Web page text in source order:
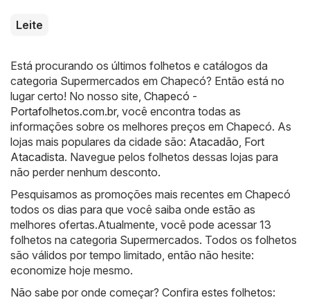
Leite
Está procurando os últimos folhetos e catálogos da
categoria Supermercados em Chapecó? Então está no
lugar certo! No nosso site, Chapecó -
Portafolhetos.com.br, você encontra todas as
informações sobre os melhores preços em Chapecó. As
lojas mais populares da cidade são: Atacadão Fort
Atacadista. Navegue pelos folhetos dessas lojas para
não perder nenhum desconto.
Pesquisamos as promoções mais recentes em Chapecó
todos os dias para que você saiba onde estão as
melhores ofertas.Atualmente, você pode acessar 13
folhetos na categoria Supermercados. Todos os folhetos
são válidos por tempo limitado, então não hesite:
economize hoje mesmo.
Não sabe por onde começar? Confira estes folhetos: